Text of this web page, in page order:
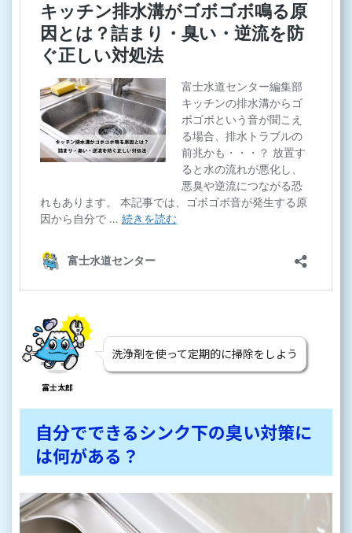
富士太郎
洗浄剤を使って定期的に掃除をしよう
自分でできるシンク下の臭い対策に
は何がある？